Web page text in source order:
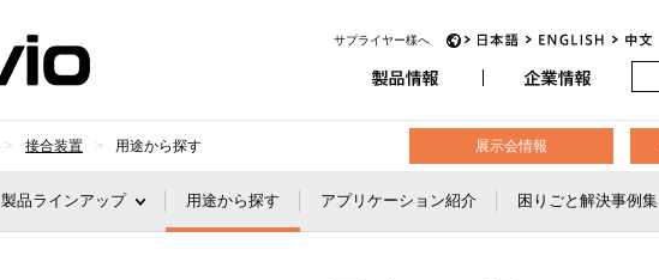
サプライヤー様へ JP EN
接合装置 用途から探す 展示会情報
製品ラインアップ 用途から探す アプリケーション紹介 困りごと解決事例集